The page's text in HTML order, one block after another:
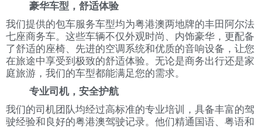
豪华车型，舒适体验
我们提供的包车服务车型均为粤港澳两地牌的丰田阿尔法
七座商务车。这些车辆不仅外观时尚、内饰豪华，更配备
了舒适的座椅、先进的空调系统和优质的音响设备，让您
在旅途中享受到极致的舒适体验。无论是商务出行还是家
庭旅游，我们的车型都能满足您的需求。
专业司机，安全护航
我们的司机团队均经过高标准的专业培训，具备丰富的驾
驶经验和良好的粤港澳驾驶记录。他们精通国语、粤语和